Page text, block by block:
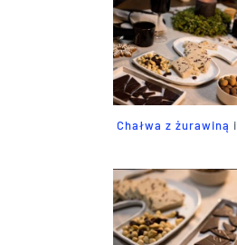
Chałwa z żurawiną i